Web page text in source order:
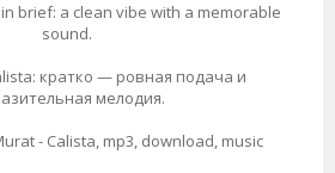
brief: a clean vibe with a memorable
sound.
кратко — ровная подача и
мелодия.
- Calista, mp3, download, music